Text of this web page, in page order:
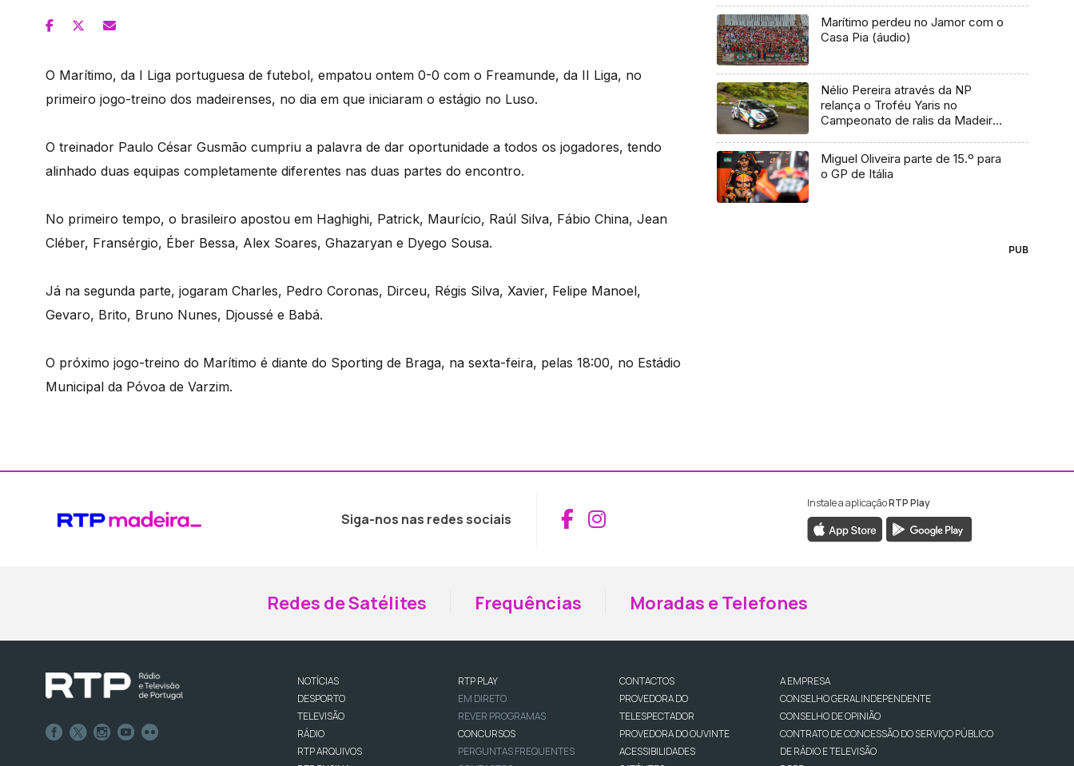
O Marítimo, da I Liga portuguesa de futebol, empatou ontem 0-0 com o Freamunde, da II Liga, no
primeiro jogo-treino dos madeirenses, no dia em que iniciaram o estágio no Luso.
O treinador Paulo César Gusmão cumpriu a palavra de dar oportunidade a todos os jogadores, tendo
alinhado duas equipas completamente diferentes nas duas partes do encontro.
No primeiro tempo, o brasileiro apostou em Haghighi, Patrick, Maurício, Raúl Silva, Fábio China, Jean
Cléber, Fransérgio, Éber Bessa, Alex Soares, Ghazaryan e Dyego Sousa.
Já na segunda parte, jogaram Charles, Pedro Coronas, Dirceu, Régis Silva, Xavier, Felipe Manoel,
Gevaro, Brito, Bruno Nunes, Djoussé e Babá.
O próximo jogo-treino do Marítimo é diante do Sporting de Braga, na sexta-feira, pelas 18:00, no Estádio
Municipal da Póvoa de Varzim.
Marítimo perdeu no Jamor com o
Casa Pia (áudio)
Nélio Pereira através da NP
relança o Troféu Yaris no
Campeonato de ralis da Madeira
Miguel Oliveira parte de 15.º para
o GP de Itália
PUB
Siga-nos nas redes sociais Aceder ao Facebook da RTP Madeira
Aceder ao Instagram da RTP Madeira
Instale a aplicaçãoRTP Play
Redes de Satélites Frequências Moradas e Telefones
NOTÍCIAS
DESPORTO
TELEVISÃO
RÁDIO
RTP ARQUIVOS
RTP PLAY
EM DIRETO
REVER PROGRAMAS
CONCURSOS
PERGUNTAS FREQUENTES
CONTACTOS
PROVEDORA DO
TELESPECTADOR
PROVEDORA DO OUVINTE
ACESSIBILIDADES
A EMPRESA
CONSELHO GERAL INDEPENDENTE
CONSELHO DE OPINIÃO
CONTRATO DE CONCESSÃO DO SERVIÇO PÚBLICO
DE RÁDIO E TELEVISÃO